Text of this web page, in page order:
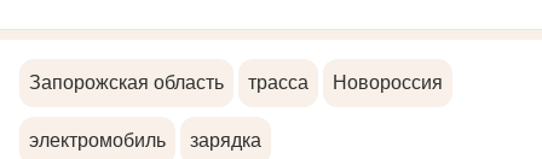
Запорожская область трасса Новороссия
электромобиль зарядка